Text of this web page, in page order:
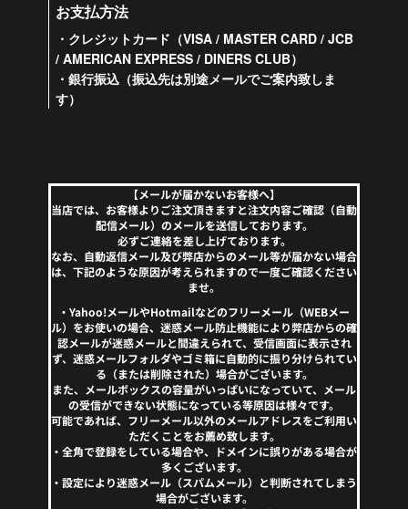
お支払方法
・クレジットカード（VISA / MASTER CARD / JCB
/ AMERICAN EXPRESS / DINERS CLUB）
・銀行振込（振込先は別途メールでご案内致しま
す）
【メールが届かないお客様へ】
当店では、お客様よりご注文頂きますと注文内容ご確認（自動
配信メール）のメールを送信しております。
必ずご連絡を差し上げております。
なお、自動返信メール及び弊店からのメール等が届かない場合
は、下記のような原因が考えられますので一度ご確認ください
ませ。
・Yahoo!メールやHotmailなどのフリーメール（WEBメー
ル）をお使いの場合、迷惑メール防止機能により弊店からの確
認メールが迷惑メールと間違えられて、受信画面に表示され
ず、迷惑メールフォルダやゴミ箱に自動的に振り分けられてい
る（または削除された）場合がございます。
また、メールボックスの容量がいっぱいになっていて、メール
の受信ができない状態になっている等原因は様々です。
可能であれば、フリーメール以外のメールアドレスをご利用い
ただくことをお薦め致します。
・全角で登録をしている場合や、ドメインに誤りがある場合が
多くございます。
・設定により迷惑メール（スパムメール）と判断されてしまう
場合がございます。